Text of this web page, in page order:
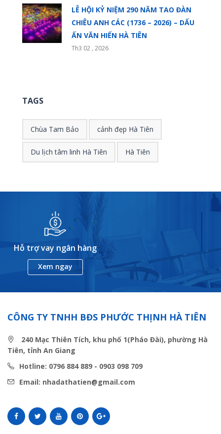
LỄ HỘI KỶ NIỆM 290 NĂM TAO ĐÀN
CHIÊU ANH CÁC (1736 – 2026) – DẤU
ẤN VĂN HIẾN HÀ TIÊN
Th3 02 , 2026
TAGS
Chùa Tam Bảo cảnh đẹp Hà Tiên
Du lịch tâm linh Hà Tiên Hà Tiên
Hỗ trợ vay ngân hàng
Xem ngay
CÔNG TY TNHH BĐS PHƯỚC THỊNH HÀ TIÊN
240 Mạc Thiên Tích, khu phố 1(Pháo Đài), phường Hà
Tiên, tỉnh An Giang
Hotline: 0796 884 889 - 0903 098 709
Email: nhadathatien@gmail.com